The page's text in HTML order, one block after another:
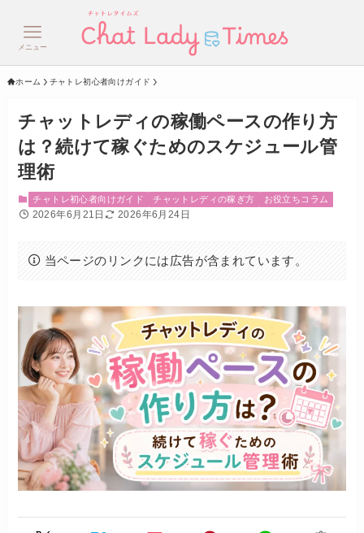
メニュー
ホーム チャトレ初心者向けガイド
チャットレディの稼働ペースの作り方
は？続けて稼ぐためのスケジュール管
理術
チャトレ初心者向けガイド チャットレディの稼ぎ方 お役立ちコラム
2026年6月21日 2026年6月24日
当ページのリンクには広告が含まれています。